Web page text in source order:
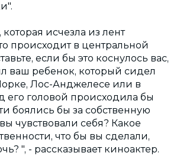
исчезла из лент
происходит в центральной
если бы это коснулось вас,
ваш ребенок, который сидел
Лос-Анджелесе или в
его головой происходила бы
боялись бы за собственную
чувствовали себя? Какое
что бы вы сделали,
", - рассказывает киноактер.